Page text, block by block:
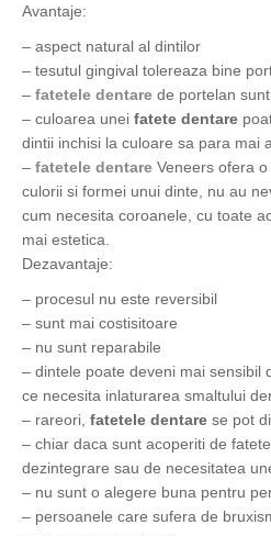
Avantaje:
– aspect natural al dintilor
– tesutul gingival tolereaza bine
– fatetele dentare de portelan
– culoarea unei fatete dentare
dintii inchisi la culoare sa para mai
– fatetele dentare Veneers ofera
culorii si formei unui dinte, nu au
cum necesita coroanele, cu toate
mai estetica.
Dezavantaje:
– procesul nu este reversibil
– sunt mai costisitoare
– nu sunt reparabile
– dintele poate deveni mai sensibil
ce necesita inlaturarea smaltului
– rareori, fatetele dentare se pot
– chiar daca sunt acoperiti de
dezintegrare sau de necesitatea
– nu sunt o alegere buna pentru
– persoanele care sufera de